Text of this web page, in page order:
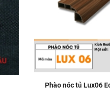
Phào nóc tủ Lux06